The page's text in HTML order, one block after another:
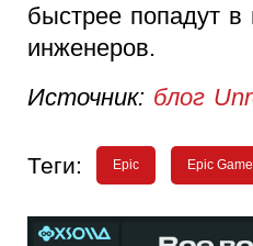
быстрее попадут в
инженеров.
Источник: блог
Теги: Epic Epic